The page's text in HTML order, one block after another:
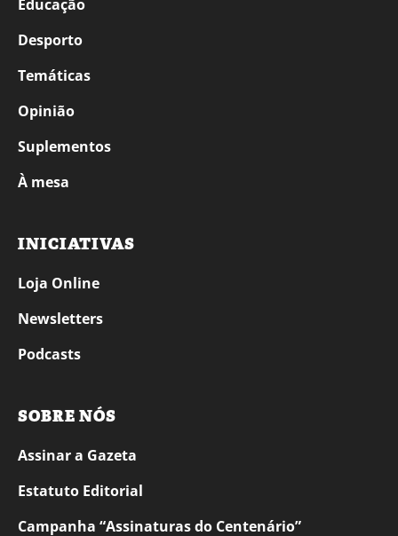
Educação
Desporto
Temáticas
Opinião
Suplementos
À mesa
INICIATIVAS
Loja Online
Newsletters
Podcasts
SOBRE NÓS
Assinar a Gazeta
Estatuto Editorial
Campanha “Assinaturas do Centenário”